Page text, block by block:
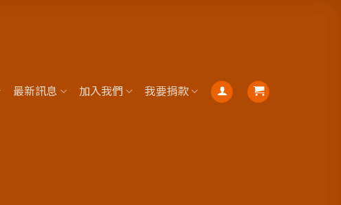
最新訊息 加入我們 我要捐款